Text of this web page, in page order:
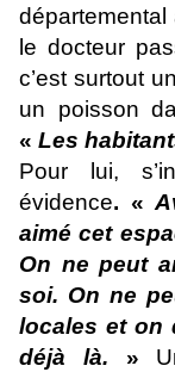
le docteur
c’est surtout
un poisson
« Les
Pour lui,
évidence. «
aimé cet
On ne peut
soi. On ne
locales et on
déjà là. »